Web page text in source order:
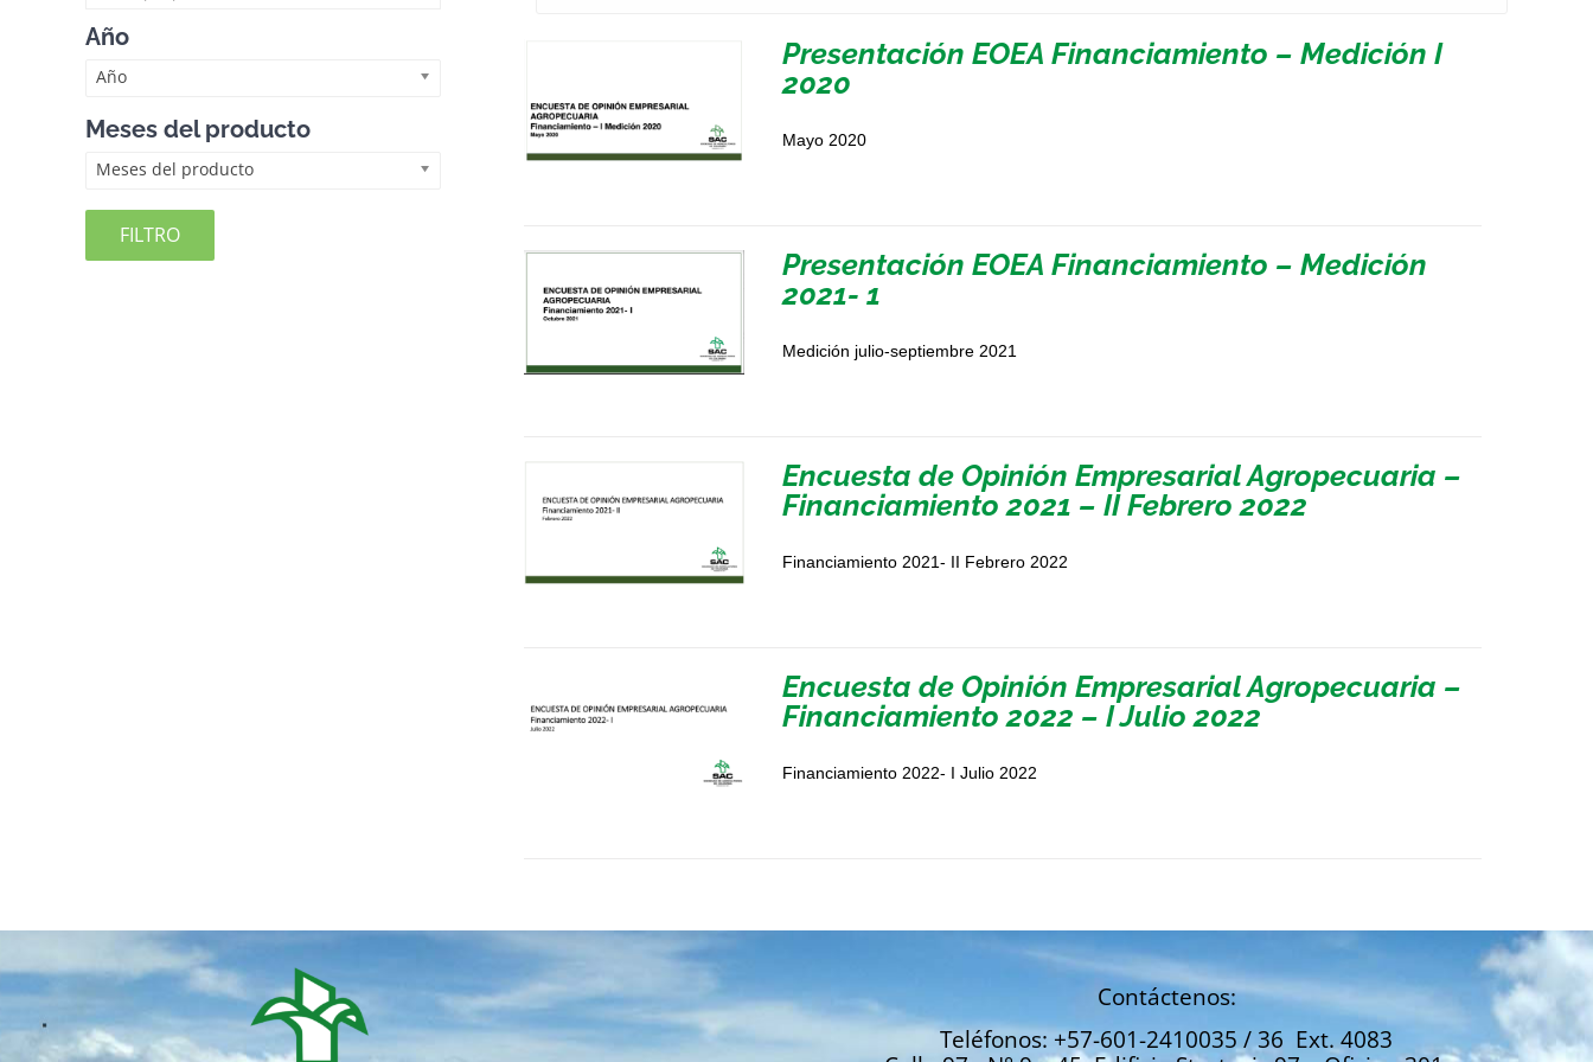
Presentación EOEA Financiamiento – Medición I
2020
Mayo 2020
Presentación EOEA Financiamiento – Medición
2021- 1
Medición julio-septiembre 2021
Encuesta de Opinión Empresarial Agropecuaria –
Financiamiento 2021 – II Febrero 2022
Financiamiento 2021- II Febrero 2022
Encuesta de Opinión Empresarial Agropecuaria –
Financiamiento 2022 – I Julio 2022
Financiamiento 2022- I Julio 2022
Año
Año
Meses del producto
Meses del producto
FILTRO
Contáctenos:
Teléfonos: +57-601-2410035 / 36 Ext. 4083